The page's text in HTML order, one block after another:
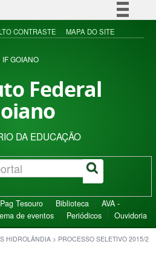
Simplifique!
Acesso à informação
CONTRASTE MAPA DO SITE
IF GOIANO
Federal
DA EDUCAÇÃO
Pag Tesouro Biblioteca
AVA -
de eventos Periódicos Ouvidoria
HIDROLÂNDIA > PROCESSO SELETIVO 2015/2